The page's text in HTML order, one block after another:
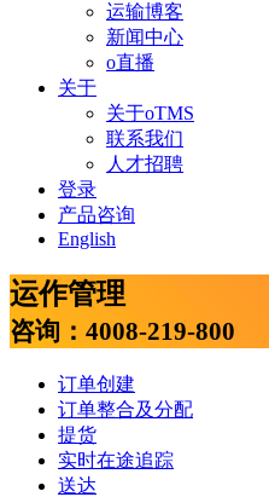
运输博客
新闻中心
o直播
关于
关于oTMS
联系我们
人才招聘
登录
产品咨询
English
运作管理
咨询：4008-219-800
订单创建
订单整合及分配
提货
实时在途追踪
送达